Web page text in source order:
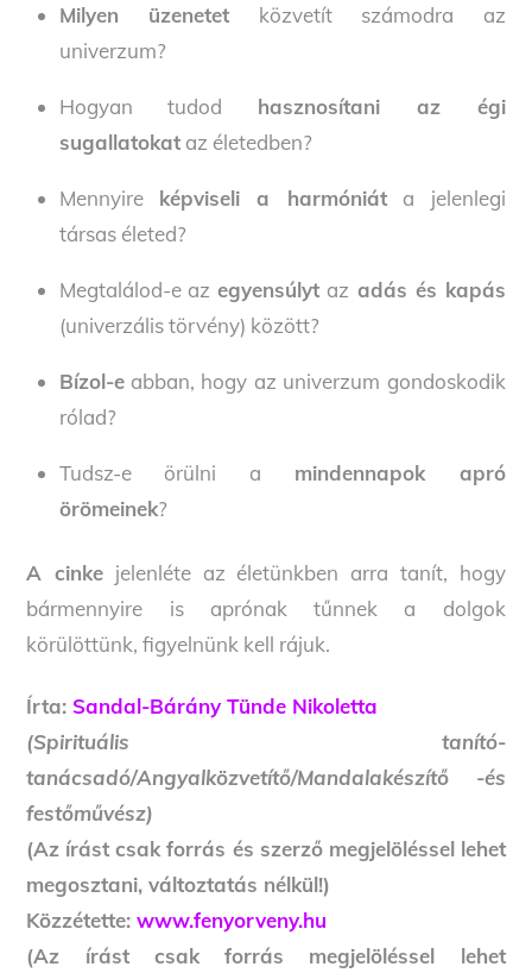
Milyen üzenetet közvetít számodra az
univerzum?
Hogyan tudod hasznosítani az égi
sugallatokataz életedben?
Mennyire képviseli a harmóniáta jelenlegi
társas életed?
Megtalálod-e azegyensúlyt az adás és kapás
(univerzális törvény) között?
Bízol-eabban, hogy az univerzum gondoskodik
rólad?
Tudsz-e örülni a mindennapok apró
örömeinek?
A cinke jelenléte az életünkben arra tanít, hogy
bármennyire is aprónak tűnnek a dolgok
körülöttünk, figyelnünk kell rájuk.
Írta:Sandal-Bárány Tünde Nikoletta
(Spirituális tanító-
tanácsadó/Angyalközvetítő/Mandalakészítő -és
festőművész)
(Az írást csak forrás és szerző megjelöléssel lehet
megosztani, változtatás nélkül!)
Közzétette:www.fenyorveny.hu
(Az írást csak forrás megjelöléssel lehet